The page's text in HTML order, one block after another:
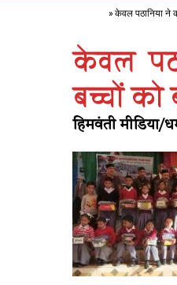
» केवल पठानिया ने
केवल
बच्चों
हिमवंती मीडिया/